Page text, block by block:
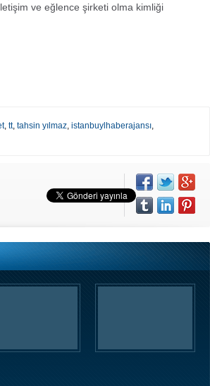
ve eğlence şirketi olma kimliği
, tt, tahsin yılmaz, istanbuylhaberajansı,